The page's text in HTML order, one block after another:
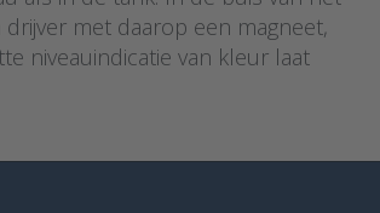
drijver met daarop een magneet,
niveauindicatie van kleur laat